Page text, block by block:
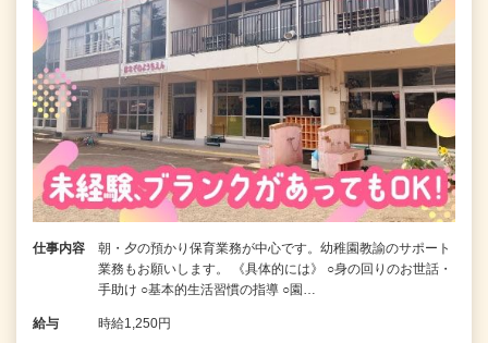
仕事内容
朝・夕の預かり保育業務が中心です。幼稚園教諭のサポート
業務もお願いします。 《具体的には》 ○身の回りのお世話・
手助け ○基本的生活習慣の指導 ○園…
給与 時給1,250円